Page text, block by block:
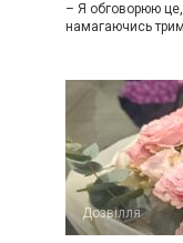
– Я обговорюю
намагаючись
Дозвілля